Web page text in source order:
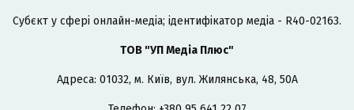
Cубєкт у сфері онлайн-медіа; ідентифікатор медіа - R40-02163.
ТОВ "УП Медіа Плюс"
Адреса: 01032, м. Київ, вул. Жилянська, 48, 50А